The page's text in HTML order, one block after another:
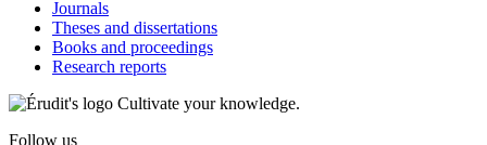
Journals
Theses and dissertations
Books and proceedings
Research reports
Cultivate your knowledge.
Follow us